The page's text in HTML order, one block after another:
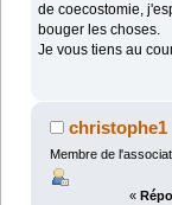
de coecostomie,
bouger les choses.
Je vous tiens au
christophe1
Membre de
«